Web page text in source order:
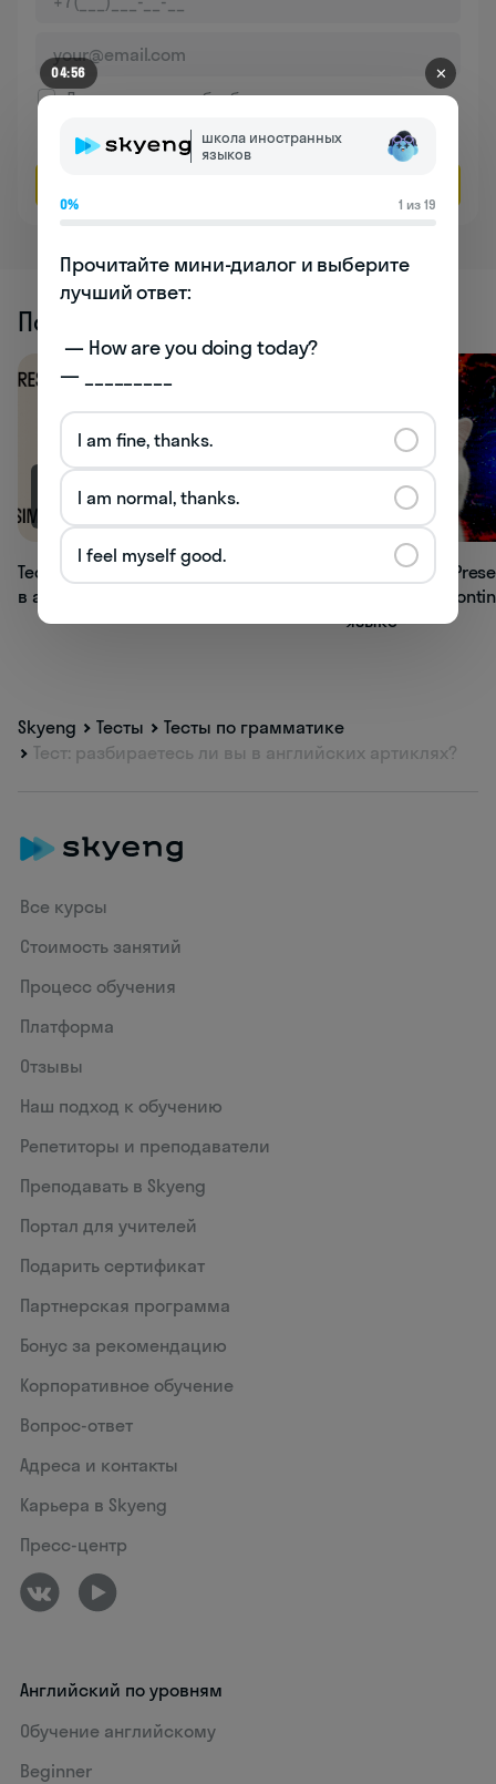
Даю согласие на обработкуперсональных данных
Соглашаюсь наполучение рекламы
Похожие статьи
19.1K
Тест по теме Present Simple
в английском языке
17.7K
Тест по теме
или Present
языке
Skyeng Тесты
Тесты по грамматике
Тест: разбираетесь ли вы в английских артиклях?
Все курсы
Стоимость занятий
Процесс обучения
Платформа
Отзывы
Наш подход к обучению
Репетиторы и преподаватели
Преподавать в Skyeng
Портал для учителей
Подарить сертификат
Партнерская программа
Бонус за рекомендацию
Корпоративное обучение
Вопрос-ответ
Адреса и контакты
Карьера в Skyeng
Пресс-центр
Английский по уровням
Обучение английскому
Beginner
04:56 ✕
школа иностранных
языков
0% 1 из 19
Прочитайте мини-диалог и выберите
лучший ответ:
— _________
I am fine, thanks.
I am normal, thanks.
I feel myself good.